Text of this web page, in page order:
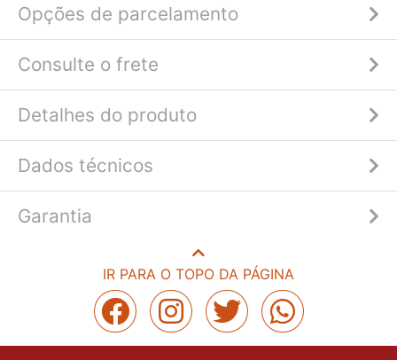
Opções de parcelamento
Consulte o frete
Detalhes do produto
Dados técnicos
Garantia
IR PARA O TOPO DA PÁGINA